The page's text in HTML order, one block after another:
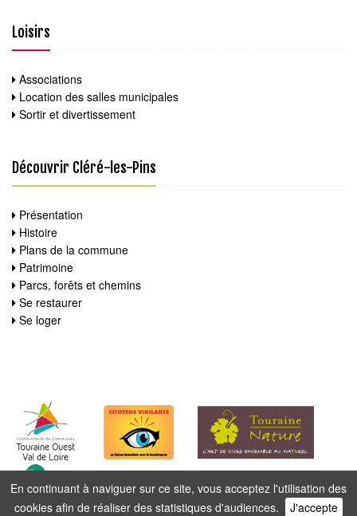
En continuant à naviguer sur ce site, vous acceptez l'utilisation des
cookies afin de réaliser des statistiques d'audiences.
J'accepte
Loisirs
Associations
Location des salles municipales
Sortir et divertissement
Découvrir Cléré-les-Pins
Présentation
Histoire
Plans de la commune
Patrimoine
Parcs, forêts et chemins
Se restaurer
Se loger